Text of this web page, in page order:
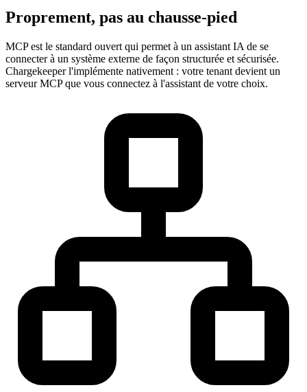
Proprement, pas au chausse-pied
MCP est le standard ouvert qui permet à un assistant IA de se
connecter à un système externe de façon structurée et sécurisée.
Chargekeeper l'implémente nativement : votre tenant devient un
serveur MCP que vous connectez à l'assistant de votre choix.